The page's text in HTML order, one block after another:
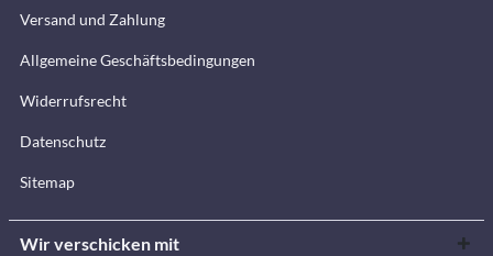
Versand und Zahlung
Allgemeine Geschäftsbedingungen
Widerrufsrecht
Datenschutz
Sitemap
Wir verschicken mit